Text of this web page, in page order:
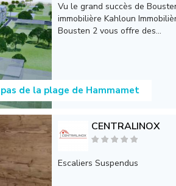
de la plage de Hammamet
Vu le grand succès de
immobilière Kahloun
Bousten 2 vous offre des...
CENTRALINOX
Escaliers Suspendus